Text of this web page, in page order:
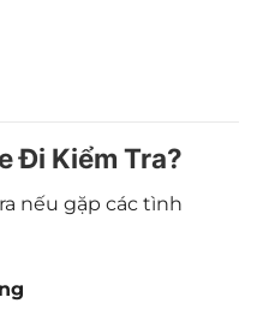
Đi Kiểm Tra?
nếu gặp các tình